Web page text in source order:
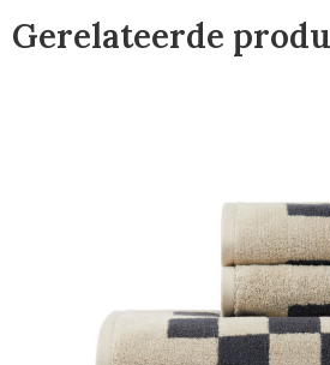
Gerelateerde